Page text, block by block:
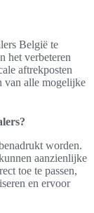
België te
het verbeteren
aftrekposten
van alle mogelijke
worden.
aanzienlijke
toe te passen,
en ervoor